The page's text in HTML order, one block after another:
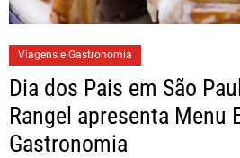
Viagens e Gastronomia
Dia dos Pais em São
Rangel apresenta Menu
Gastronomia